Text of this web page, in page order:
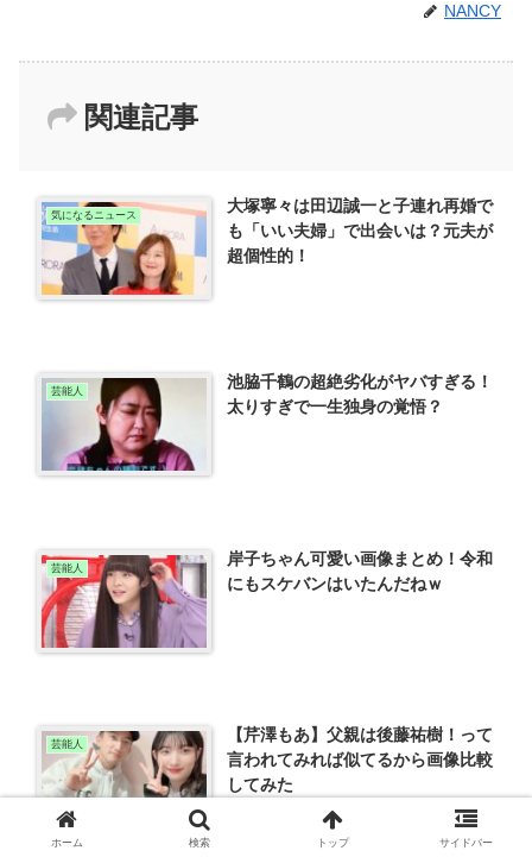
NANCY
関連記事
気になるニュース
大塚寧々は田辺誠一と子連れ再婚で
も「いい夫婦」で出会いは？元夫が
超個性的！
芸能人
池脇千鶴の超絶劣化がヤバすぎる！
太りすぎで一生独身の覚悟？
芸能人
岸子ちゃん可愛い画像まとめ！令和
にもスケバンはいたんだねｗ
芸能人
【芹澤もあ】父親は後藤祐樹！って
言われてみれば似てるから画像比較
してみた
ホーム 検索 トップ サイドバー